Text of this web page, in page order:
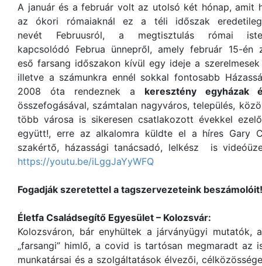
A január és a február volt az utolsó két hónap, amit
az ókori rómaiaknál ez a téli időszak
nevét Februusról, a megtisztulás római
kapcsolódó Februa ünnepről, amely február 15-én
eső farsang időszakon kívül egy ideje a
illetve a számunkra ennél sokkal fontosabb
2008 óta rendeznek a keresztény egyházak
összefogásával, számtalan nagyváros, település,
több városa is sikeresen csatlakozott évekkel
együtt!, erre az alkalomra küldte el a híres Gary
szakértő, házassági tanácsadó, lelkész is
https://youtu.be/iLggJaYyWFQ
Fogadják szeretettel a tagszervezeteink beszámolóit!
Életfa Családsegítő Egyesület – Kolozsvár:
Kolozsváron, bár enyhültek a járványügyi mutatók,
„farsangi” himlő, a covid is tartósan megmaradt az
munkatársai és a szolgáltatások élvezői,